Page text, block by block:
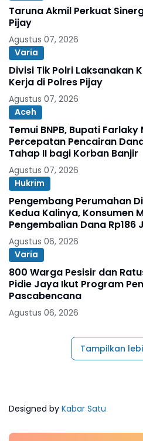
Taruna Akmil Perkuat
Pijay
Agustus 07, 2026
Varia
Divisi Tik Polri Laksanakan
Kerja di Polres Pijay
Agustus 07, 2026
Aceh
Temui BNPB, Bupati Farlaky
Percepatan Pencairan
Tahap II bagi Korban Banjir
Agustus 07, 2026
Hukrim
Pengembang Perumahan
Kedua Kalinya, Konsumen
Pengembalian Dana Rp186
Agustus 06, 2026
Varia
800 Warga Pesisir dan
Pidie Jaya Ikut Program
Pascabencana
Agustus 06, 2026
Tampilkan
Designed by Kabar Satu